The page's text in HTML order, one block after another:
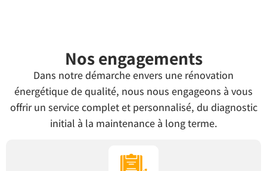
Nos engagements
Dans notre démarche envers une rénovation
énergétique de qualité, nous nous engageons à vous
offrir un service complet et personnalisé, du diagnostic
initial à la maintenance à long terme.